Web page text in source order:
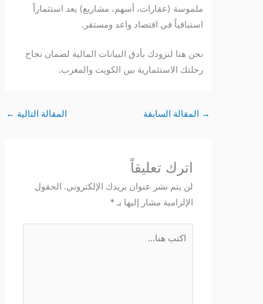
ملموسة (عقارات، أسهم، مشاريع) يعد استثماراً
استباقياً في اقتصاد واعد ومستقر.
نحن هنا لنزودك بأدق البيانات المالية لضمان نجاح
رحلتك الاستثمارية بين الكويت والمغرب.
المقالة السابقة المقالة التالية←
اترك تعليقاً
لن يتم نشر عنوان بريدك الإلكتروني. الحقول
الإلزامية مشار إليها بـ*